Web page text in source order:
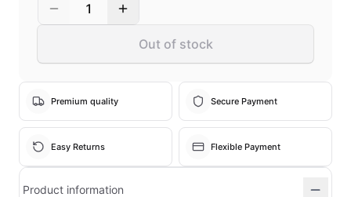
1
Out of stock
Premium quality Secure Payment
Easy Returns Flexible Payment
Product information